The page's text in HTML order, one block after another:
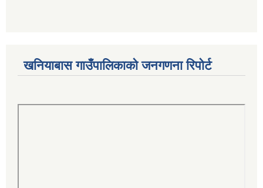
खनियाबास गाउँपालिकाको जनगणना रिपोर्ट